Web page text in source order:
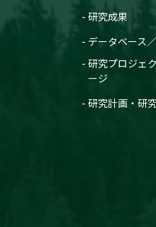
研究成果
データベース
研究プロジェ
ージ
研究計画・研